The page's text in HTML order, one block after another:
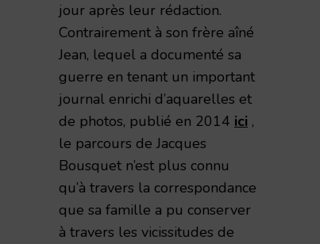
jour après leur rédaction.
Contrairement à son frère aîné
Jean, lequel a documenté sa
guerre en tenant un important
journal enrichi d’aquarelles et
de photos, publié en 2014 ici ,
le parcours de Jacques
Bousquet n’est plus connu
qu’à travers la correspondance
que sa famille a pu conserver
à travers les vicissitudes de